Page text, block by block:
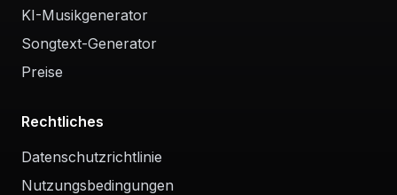
KI-Musikgenerator
Songtext-Generator
Preise
Rechtliches
Datenschutzrichtlinie
Nutzungsbedingungen